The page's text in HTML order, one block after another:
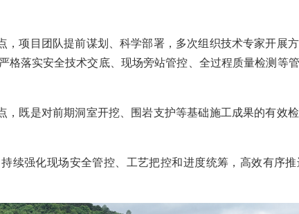
项目团队提前谋划、科学部署，多次组织技术专家开展
落实安全技术交底、现场旁站管控、全过程质量检测等
既是对前期洞室开挖、围岩支护等基础施工成果的有效
续强化现场安全管控、工艺把控和进度统筹，高效有序